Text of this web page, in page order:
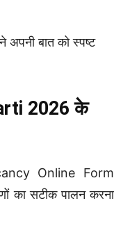
अपनी बात को स्पष्ट
2026 के
Online Form
का सटीक पालन करना